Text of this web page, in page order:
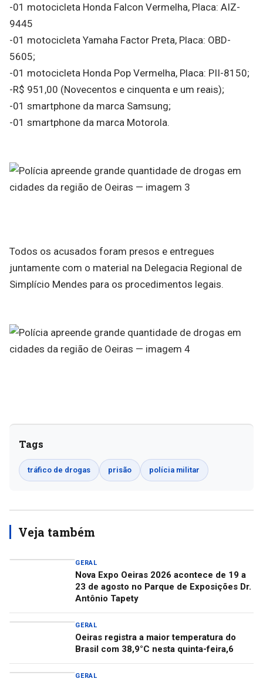
-01 motocicleta Honda Falcon Vermelha, Placa: AIZ-
9445
-01 motocicleta Yamaha Factor Preta, Placa: OBD-
5605;
-01 motocicleta Honda Pop Vermelha, Placa: PII-8150;
-R$ 951,00 (Novecentos e cinquenta e um reais);
-01 smartphone da marca Samsung;
-01 smartphone da marca Motorola.
Todos os acusados foram presos e entregues
juntamente com o material na Delegacia Regional de
Simplício Mendes para os procedimentos legais.
Tags
tráfico de drogas prisão polícia militar
Veja também
GERAL
Nova Expo Oeiras 2026 acontece de 19 a
23 de agosto no Parque de Exposições Dr.
Antônio Tapety
GERAL
Oeiras registra a maior temperatura do
Brasil com 38,9°C nesta quinta-feira,6
GERAL